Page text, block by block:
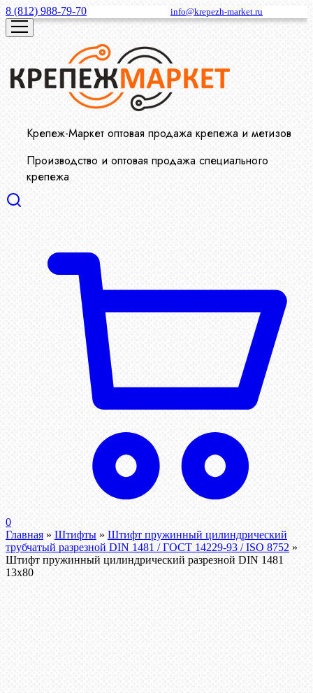
8 (812) 988-79-70 info@krepezh-market.ru
Крепеж-Маркет оптовая продажа крепежа и метизов
Производство и оптовая продажа специального
крепежа
0
Главная » Штифты » Штифт пружинный цилиндрический
трубчатый разрезной DIN 1481 / ГОСТ 14229-93 / ISO 8752 »
Штифт пружинный цилиндрический разрезной DIN 1481
13х80